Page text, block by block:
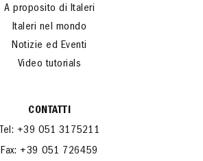
Home
A proposito di Italeri
Italeri nel mondo
Notizie ed Eventi
CONTATTI
Tel: +39 051 3175211